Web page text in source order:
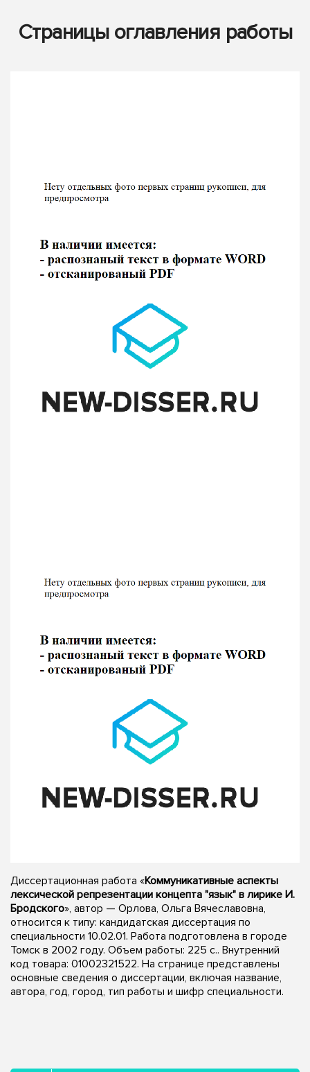
Страницы оглавления работы
Диссертационная работа «Коммуникативные аспекты
лексической репрезентации концепта "язык" в лирике И.
Бродского», автор — Орлова, Ольга Вячеславовна,
относится к типу: кандидатская диссертация по
специальности 10.02.01. Работа подготовлена в городе
Томск в 2002 году. Объем работы: 225 с.. Внутренний
код товара: 01002321522. На странице представлены
основные сведения о диссертации, включая название,
автора, год, город, тип работы и шифр специальности.